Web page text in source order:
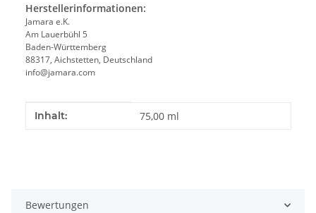
Herstellerinformationen:
Jamara e.K.
Am Lauerbühl 5
Baden-Württemberg
88317, Aichstetten, Deutschland
info@jamara.com
Produkteigenschaft
Wert
Inhalt: 75,00 ml
Bewertungen